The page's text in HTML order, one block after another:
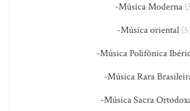
-Música Moderna
-Música oriental
-Música Polifônica
-Música Rara
-Música Sacra